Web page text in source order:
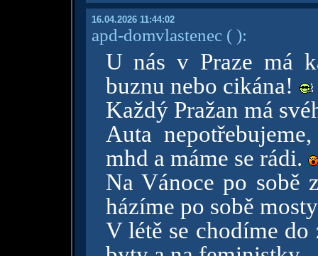
16.04.2026 11:44:02
apd-domvlastenec( ):
U nás v Praze má
buznu nebo cikána!
Každý Pražan má
Auta
mhd a máme se rádi.
Na Vánoce po sobě
házíme po sobě
V létě se chodíme